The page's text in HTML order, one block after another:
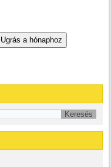
Ugrás a hónaphoz